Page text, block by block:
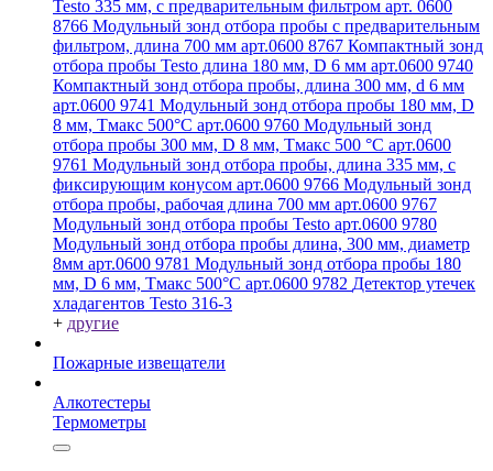
Testo 335 мм, с предварительным фильтром арт. 0600
8766 Модульный зонд отбора пробы с предварительным
фильтром, длина 700 мм арт.0600 8767 Компактный зонд
отбора пробы Testo длина 180 мм, D 6 мм арт.0600 9740
Компактный зонд отбора пробы, длина 300 мм, d 6 мм
арт.0600 9741 Модульный зонд отбора пробы 180 мм, D
8 мм, Tмакс 500°С арт.0600 9760 Модульный зонд
отбора пробы 300 мм, D 8 мм, Tмакс 500 °C арт.0600
9761 Модульный зонд отбора пробы, длина 335 мм, с
фиксирующим конусом арт.0600 9766 Модульный зонд
отбора пробы, рабочая длина 700 мм арт.0600 9767
Модульный зонд отбора пробы Testo арт.0600 9780
Модульный зонд отбора пробы длина, 300 мм, диаметр
8мм арт.0600 9781 Модульный зонд отбора пробы 180
мм, D 6 мм, Tмакс 500°С арт.0600 9782 Детектор утечек
хладагентов Testo 316-3
+ другие
Пожарные извещатели
Алкотестеры
Термометры